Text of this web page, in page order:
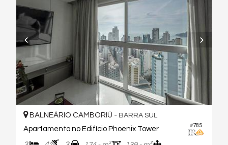
#785
BALNEÁRIO CAMBORIÚ - BARRA SUL
Apartamento no Edifício Phoenix Tower